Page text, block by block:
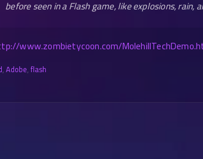
before seen in a Flash game, like explosions, rain,
www.zombietycoon.com/
,Adobe,flash